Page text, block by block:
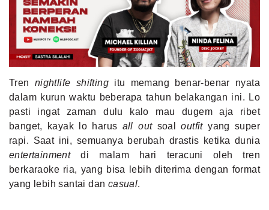
MLDPOINTS
SEARCH
Tren nightlife shiftingitu memang benar-benar nyata
dalam kurun waktu beberapa tahun belakangan ini. Lo
pasti ingat zaman dulu kalo mau dugem aja ribet
banget, kayak lo harus all outsoaloutfityang super
rapi. Saat ini, semuanya berubah drastis ketika dunia
entertainmentdi malam hari teracuni oleh tren
berkaraoke ria, yang bisa lebih diterima dengan format
yang lebih santai dan casual.